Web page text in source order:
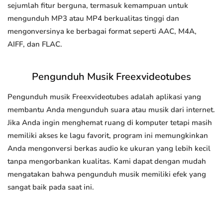
sejumlah fitur berguna, termasuk kemampuan untuk
mengunduh MP3 atau MP4 berkualitas tinggi dan
mengonversinya ke berbagai format seperti AAC, M4A,
AIFF, dan FLAC.
Pengunduh Musik Freexvideotubes
Pengunduh musik Freexvideotubes adalah aplikasi yang
membantu Anda mengunduh suara atau musik dari internet.
Jika Anda ingin menghemat ruang di komputer tetapi masih
memiliki akses ke lagu favorit, program ini memungkinkan
Anda mengonversi berkas audio ke ukuran yang lebih kecil
tanpa mengorbankan kualitas. Kami dapat dengan mudah
mengatakan bahwa pengunduh musik memiliki efek yang
sangat baik pada saat ini.